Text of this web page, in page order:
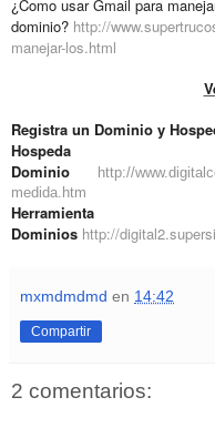
¿Como usar Gmail para
dominio? http://
manejar-los.html
Registra un Dominio y
Dominio
http://
medida.htm
Dominios http://
mxmdmdmd en 14:42
Compartir
2 comentarios: